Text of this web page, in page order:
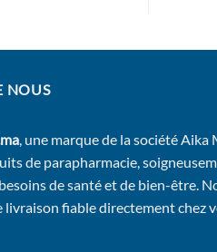
NOUS
, une marque de la société
de parapharmacie,
de santé et de bien-être.
livraison fiable directement chez